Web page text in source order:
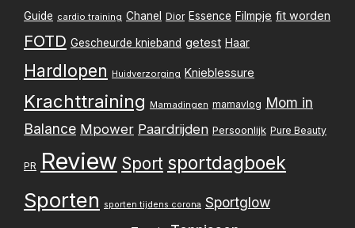
Guide cardio training Chanel Dior Essence Filmpje fit worden
FOTD Gescheurde knieband getest Haar
Hardlopen Huidverzorging Knieblessure
Krachttraining Mamadingen mamavlog Mom in
Balance Mpower Paardrijden Persoonlijk Pure Beauty
PR Review Sport sportdagboek
Sporten sporten tijdens corona Sportglow